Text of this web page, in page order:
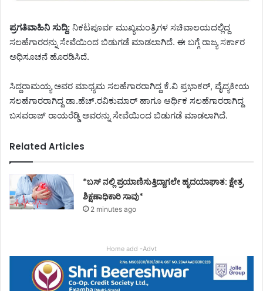
ಪ್ರಗತಿವಾಹಿನಿ ಸುದ್ದಿ: ನಿಕಟಪೂರ್ವ ಮುಖ್ಯಮಂತ್ರಿಗಳ ಸಚಿವಾಲಯದಲ್ಲಿದ್ದ
ಸಲಹೆಗಾರರನ್ನು ಸೇವೆಯಿಂದ ಬಿಡುಗಡೆ ಮಾಡಲಾಗಿದೆ. ಈ ಬಗ್ಗೆ ರಾಜ್ಯ ಸರ್ಕಾರ
ಅಧಿಸೂಚನೆ ಹೊರಡಿಸಿದೆ.
ಸಿದ್ದರಾಮಯ್ಯ ಅವರ ಮಾಧ್ಯಮ ಸಲಹೆಗಾರರಾಗಿದ್ದ ಕೆ.ವಿ ಪ್ರಭಾಕರ್, ವೈದ್ಯಕೀಯ
ಸಲಹೆಗಾರರಾಗಿದ್ದ ಡಾ.ಹೆಚ್.ರವಿಕುಮಾರ್ ಹಾಗೂ ಆರ್ಥಿಕ ಸಲಹೆಗಾರರಾಗಿದ್ದ
ಬಸವರಾಜ್ ರಾಯರೆಡ್ಡಿ ಅವರನ್ನು ಸೇವೆಯಿಂದ ಬಿಡುಗಡೆ ಮಾಡಲಾಗಿದೆ.
Related Articles
*ಬಸ್ ನಲ್ಲಿ ಪ್ರಯಾಣಿಸುತ್ತಿದ್ದಾಗಲೇ ಹೃದಯಾಘಾತ: ಕ್ಷೇತ್ರ
ಶಿಕ್ಷಣಾಧಿಕಾರಿ ಸಾವು*
2 minutes ago
Home add -Advt